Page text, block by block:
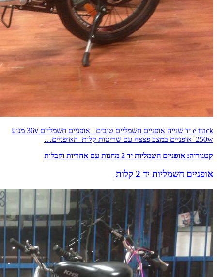
e track יד שנייה אופניים חשמליים טובים אופניים חשמליים 36v מנוע
250w אופניים במצב פצצה עם שריטות קלות האופניים…
קטגוריה: אופניים חשמליות יד 2 מחנות עם אחריות וקבלות
אופניים חשמליות יד 2 קלות